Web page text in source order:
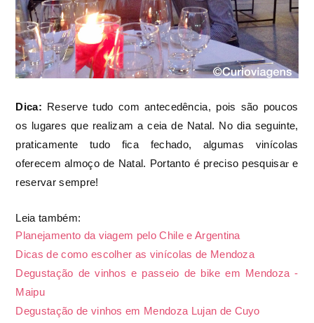
Dica: Reserve tudo com antecedência, pois são poucos
os lugares que realizam a ceia de Natal. No dia seguinte,
praticamente tudo fica fechado, algumas vinícolas
oferecem almoço de Natal. Portanto é preciso pesquisar e
reservarsempre!
Leia também:
Planejamento da viagem pelo Chile e Argentina
Dicas de como escolher as vinícolas de Mendoza
Degustação de vinhos e passeio de bike em Mendoza -
Maipu
Degustação de vinhos em Mendoza Lujan de Cuyo